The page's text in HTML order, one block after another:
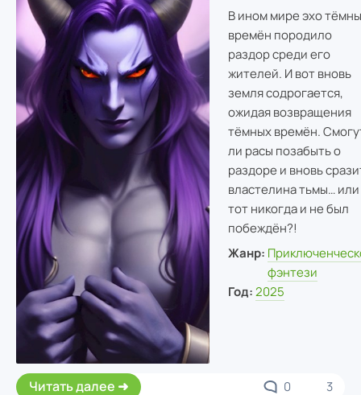
В ином мире эхо
времён породило
раздор среди его
жителей. И вот вновь
земля содрогается,
ожидая возвращения
тёмных времён.
ли расы позабыть о
раздоре и вновь
властелина тьмы… или
тот никогда и не был
побеждён?!
Жанр:
фэнтези
Год: 2025
Читать далее 0 3